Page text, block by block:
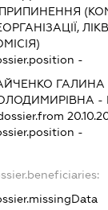
-
ГАЛИНА
-
-